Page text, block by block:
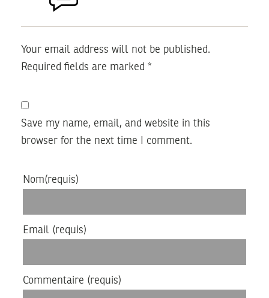
Your email address will not be published.
Required fields are marked *
Save my name, email, and website in this
browser for the next time I comment.
Nom(requis)
Email (requis)
Commentaire (requis)